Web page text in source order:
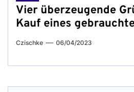
Vier überzeugende
Kauf eines
Czischke 06/04/2023